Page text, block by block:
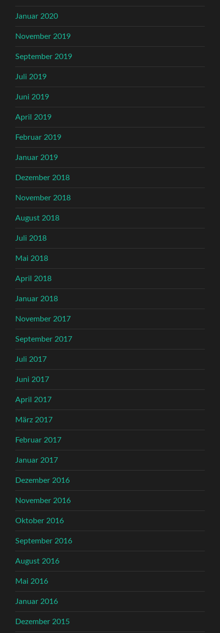
Januar 2020
November 2019
September 2019
Juli 2019
Juni 2019
April 2019
Februar 2019
Januar 2019
Dezember 2018
November 2018
August 2018
Juli 2018
Mai 2018
April 2018
Januar 2018
November 2017
September 2017
Juli 2017
Juni 2017
April 2017
März 2017
Februar 2017
Januar 2017
Dezember 2016
November 2016
Oktober 2016
September 2016
August 2016
Mai 2016
Januar 2016
Dezember 2015